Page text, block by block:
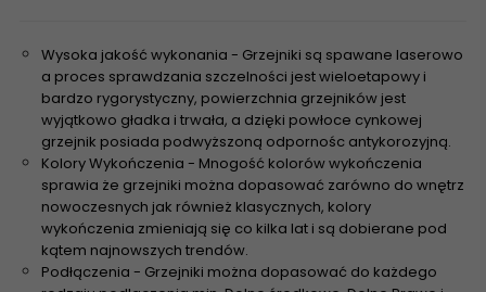
Wysoka jakość wykonania - Grzejniki są spawane laserowo
a proces sprawdzania szczelności jest wieloetapowy i
bardzo rygorystyczny, powierzchnia grzejników jest
wyjątkowo gładka i trwała, a dzięki powłoce cynkowej
grzejnik posiada podwyższoną odpornośc antykorozyjną.
Kolory Wykończenia - Mnogość kolorów wykończenia
sprawia że grzejniki można dopasować zarówno do wnętrz
nowoczesnych jak również klasycznych, kolory
wykończenia zmieniają się co kilka lat i są dobierane pod
kątem najnowszych trendów.
Podłączenia - Grzejniki można dopasować do każdego